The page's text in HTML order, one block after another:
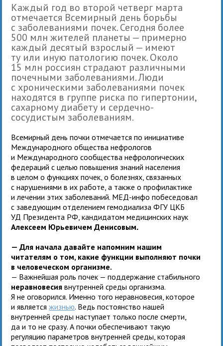
Каждый год во второй четверг марта
отмечается Всемирный день борьбы
с заболеваниями почек. Сегодня более
500 млн жителей планеты — примерно
каждый десятый взрослый — имеют
ту или иную патологию почек. Около
15 млн россиян страдают различными
почечными заболеваниями. Люди
с хроническими заболеваниями почек
находятся в группе риска по гипертонии,
сахарному диабету и сердечно-
сосудистым заболеваниям.
Всемирный день почки отмечается по инициативе
Международного общества нефрологов
и Международного сообщества нефрологических
федераций с целью повышения знаний населения
в целом о функциях почек, о болезнях, связанных
с нарушениями в их работе, а также о профилактике
и лечении этих заболеваний. МЕД-инфо побеседовал
с заведующим отделением гемодиализа ФГУ ЦКБ
УД Президента РФ, кандидатом медицинских наук
Алексеем Юрьевичем Денисовым.
— Для начала давайте напомним нашим
читателям о том, какие функции выполняют почки
в человеческом организме.
— Важнейшая роль почек — поддержание стабильного
неравновесиявнутренней среды организма.
Я не оговорился. Именно того неравновесия, которое
и являетсяжизнью. Ведь постоянство нашей
внутренней среды наступает только после смерти,
да и то не сразу. А почки обеспечивают такую
регуляцию параметров внутренней среды, которая